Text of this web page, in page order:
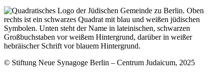
© Stiftung Neue Synagoge Berlin – Centrum Judaicum, 2025